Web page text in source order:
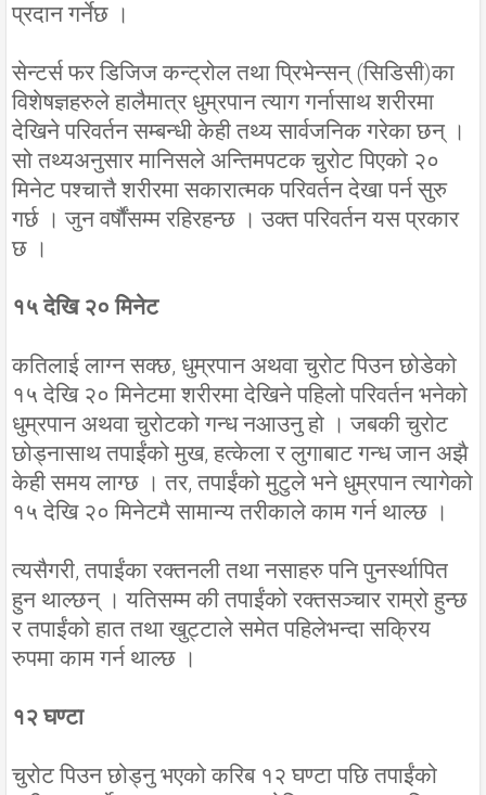
प्रदान गर्नेछ ।
सेन्टर्स फर डिजिज कन्ट्रोल तथा प्रिभेन्सन् (सिडिसी)का
विशेषज्ञहरुले हालैमात्र धुम्रपान त्याग गर्नासाथ शरीरमा
देखिने परिवर्तन सम्बन्धी केही तथ्य सार्वजनिक गरेका छन् ।
सो तथ्यअनुसार मानिसले अन्तिमपटक चुरोट पिएको २०
मिनेट पश्चात्तै शरीरमा सकारात्मक परिवर्तन देखा पर्न सुरु
गर्छ । जुन वर्षौंसम्म रहिरहन्छ । उक्त परिवर्तन यस प्रकार
छ ।
१५ देखि २० मिनेट
कतिलाई लाग्न सक्छ, धुम्रपान अथवा चुरोट पिउन छोडेको
१५ देखि २० मिनेटमा शरीरमा देखिने पहिलो परिवर्तन भनेको
धुम्रपान अथवा चुरोटको गन्ध नआउनु हो । जबकी चुरोट
छोड्नासाथ तपाईंको मुख, हत्केला र लुगाबाट गन्ध जान अझै
केही समय लाग्छ । तर, तपाईंको मुटुले भने धुम्रपान त्यागेको
१५ देखि २० मिनेटमै सामान्य तरीकाले काम गर्न थाल्छ ।
त्यसैगरी, तपाईंका रक्तनली तथा नसाहरु पनि पुनर्स्थापित
हुन थाल्छन् । यतिसम्म की तपाईंको रक्तसञ्चार राम्रो हुन्छ
र तपाईंको हात तथा खुट्टाले समेत पहिलेभन्दा सक्रिय
रुपमा काम गर्न थाल्छ ।
१२ घण्टा
चुरोट पिउन छोड्नु भएको करिब १२ घण्टा पछि तपाईंको